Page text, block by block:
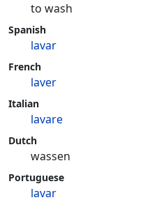
to wash
Spanish
lavar
French
laver
Italian
lavare
Dutch
wassen
Portuguese
lavar